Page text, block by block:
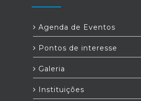
Agenda de Eventos
Pontos de interesse
Galeria
Instituições